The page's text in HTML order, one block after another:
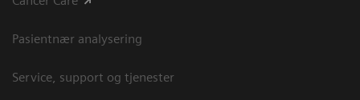
Pasientnær analysering
Service, support og tjenester